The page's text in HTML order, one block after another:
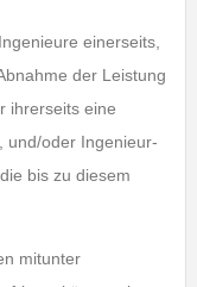
einerseits,
der Leistung
ihrerseits eine
und/oder Ingenieur-
bis zu diesem
mitunter